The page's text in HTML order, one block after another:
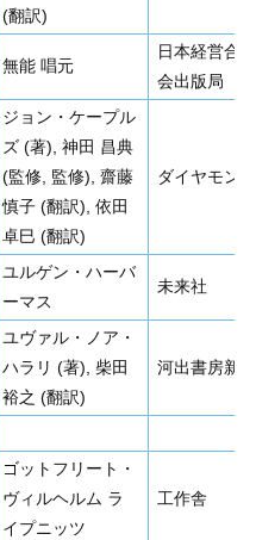
(翻訳)
無能 唱元
日本経営合
会出版局
ジョン・ケープル
ズ (著), 神田 昌典
(監修, 監修), 齋藤
慎子 (翻訳), 依田
卓巳 (翻訳)
ダイヤモン
ユルゲン・ハーバ
ーマス
未来社
ユヴァル・ノア・
ハラリ (著), 柴田
裕之 (翻訳)
河出書房新社
ゴットフリート・
ヴィルヘルム ラ
イプニッツ
工作舎